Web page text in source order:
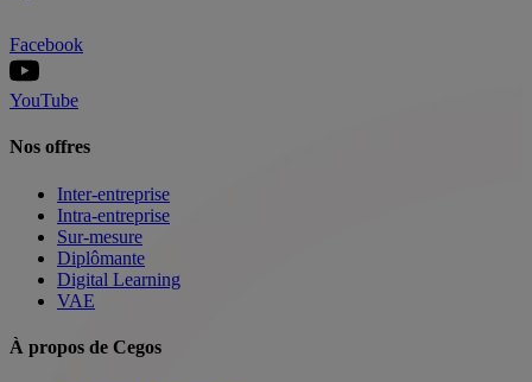
Facebook
YouTube
Nos offres
Inter-entreprise
Intra-entreprise
Sur-mesure
Diplômante
Digital Learning
VAE
À propos de Cegos